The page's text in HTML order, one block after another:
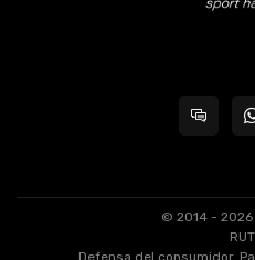
© 2014 - 2026
Defensa del consumidor.